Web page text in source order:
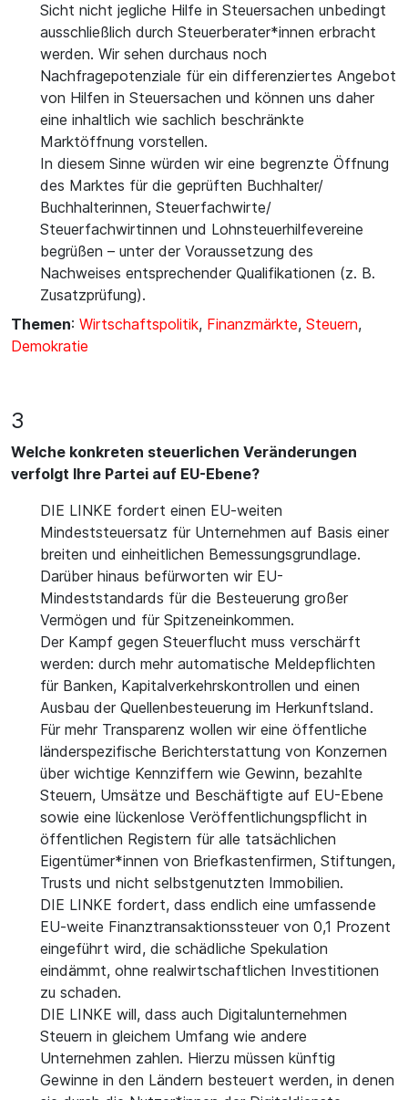
Sicht nicht jegliche Hilfe in Steuersachen unbedingt
ausschließlich durch Steuerberater*innen erbracht
werden. Wir sehen durchaus noch
Nachfragepotenziale für ein differenziertes Angebot
von Hilfen in Steuersachen und können uns daher
eine inhaltlich wie sachlich beschränkte
Marktöffnung vorstellen.
In diesem Sinne würden wir eine begrenzte Öffnung
des Marktes für die geprüften Buchhalter/
Buchhalterinnen, Steuerfachwirte/
Steuerfachwirtinnen und Lohnsteuerhilfevereine
begrüßen – unter der Voraussetzung des
Nachweises entsprechender Qualifikationen (z. B.
Zusatzprüfung).
Themen: Wirtschaftspolitik, Finanzmärkte, Steuern,
Demokratie
3
Welche konkreten steuerlichen Veränderungen
verfolgt Ihre Partei auf EU-Ebene?
DIE LINKE fordert einen EU-weiten
Mindeststeuersatz für Unternehmen auf Basis einer
breiten und einheitlichen Bemessungsgrundlage.
Darüber hinaus befürworten wir EU-
Mindeststandards für die Besteuerung großer
Vermögen und für Spitzeneinkommen.
Der Kampf gegen Steuerflucht muss verschärft
werden: durch mehr automatische Meldepflichten
für Banken, Kapitalverkehrskontrollen und einen
Ausbau der Quellenbesteuerung im Herkunftsland.
Für mehr Transparenz wollen wir eine öffentliche
länderspezifische Berichterstattung von Konzernen
über wichtige Kennziffern wie Gewinn, bezahlte
Steuern, Umsätze und Beschäftigte auf EU-Ebene
sowie eine lückenlose Veröffentlichungspflicht in
öffentlichen Registern für alle tatsächlichen
Eigentümer*innen von Briefkastenfirmen, Stiftungen,
Trusts und nicht selbstgenutzten Immobilien.
DIE LINKE fordert, dass endlich eine umfassende
EU-weite Finanztransaktionssteuer von 0,1 Prozent
eingeführt wird, die schädliche Spekulation
eindämmt, ohne realwirtschaftlichen Investitionen
zu schaden.
DIE LINKE will, dass auch Digitalunternehmen
Steuern in gleichem Umfang wie andere
Unternehmen zahlen. Hierzu müssen künftig
Gewinne in den Ländern besteuert werden, in denen